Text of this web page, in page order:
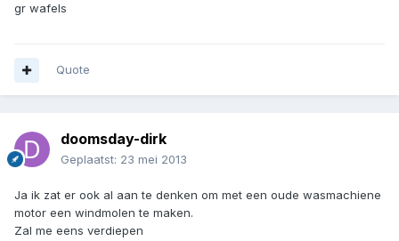
gr wafels
Quote
doomsday-dirk
Geplaatst: 23 mei 2013
Ja ik zat er ook al aan te denken om met een oude wasmachiene
motor een windmolen te maken.
Zal me eens verdiepen